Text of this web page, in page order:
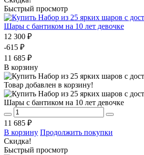
Быстрый просмотр
Шары с бантиком на 10 лет девочке
12 300 ₽
-615 ₽
11 685 ₽
В корзину
Товар добавлен в корзину!
Шары с бантиком на 10 лет девочке
11 685 ₽
В корзину Продолжить покупки
Скидка!
Быстрый просмотр